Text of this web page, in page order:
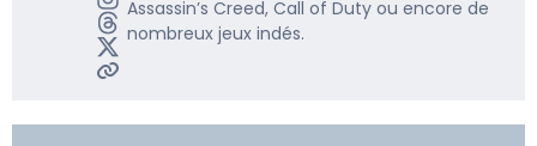
Assassin’s Creed, Call of Duty ou encore de
nombreux jeux indés.